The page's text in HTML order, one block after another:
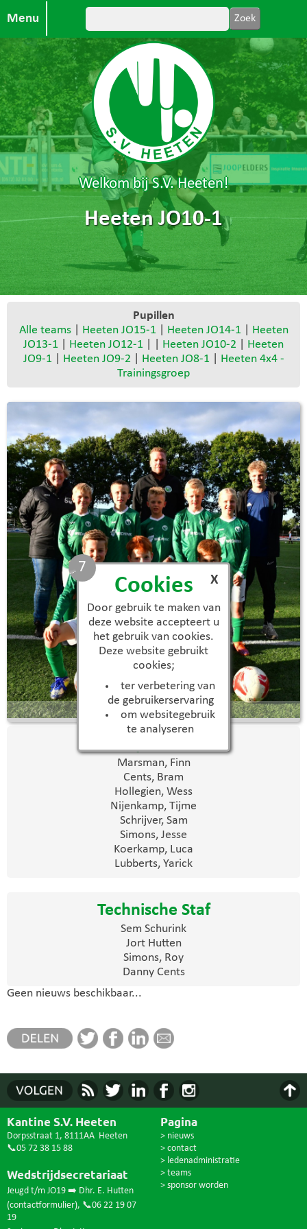
Cookies
Door gebruik te maken van
deze website accepteert u
het gebruik van cookies.
Deze website gebruikt
cookies;
ter verbetering van
de gebruikerservaring
om websitegebruik
te analyseren
X
6
Menu
Welkom bij S.V. Heeten!
Heeten JO10-1
Pupillen
Alle teams| Heeten JO15-1| Heeten JO14-1|
Heeten
JO13-1
Heeten JO12-1 Heeten JO10-2
Heeten
JO9-1| Heeten JO9-2 Heeten JO8-1|
Heeten 4x4 -
Trainingsgroep
JO10-1
Marsman, Finn
Cents, Bram
Hollegien, Wess
Nijenkamp, Tijme
Schrijver, Sam
Simons, Jesse
Koerkamp, Luca
Lubberts, Yarick
Technische Staf
Sem Schurink
Jort Hutten
Simons, Roy
Danny Cents
Geen nieuws beschikbaar...
Kantine S.V. Heeten
Dorpsstraat 1, 8111AA Heeten
📞05 72 38 15 88
Wedstrijdsecretariaat
Jeugd t/m JO19 ➡️ Dhr. E. Hutten
(contactformulier), 📞06 22 19 07
19
Pagina
> nieuws
> contact
> ledenadministratie
> teams
> sponsor worden